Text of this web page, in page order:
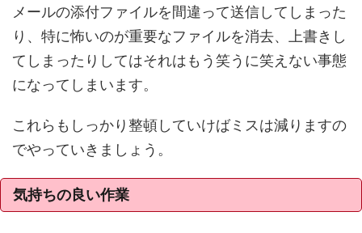
メールの添付ファイルを間違って送信してしまった
り、特に怖いのが重要なファイルを消去、上書きし
てしまったりしてはそれはもう笑うに笑えない事態
になってしまいます。
これらもしっかり整頓していけばミスは減りますの
でやっていきましょう。
気持ちの良い作業